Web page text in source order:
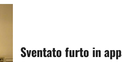
Sventato furto in